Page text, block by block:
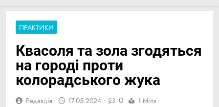
ПРАКТИКИ
Квасоля та зола згодяться
на городі проти
колорадського жука
Редакція 17.05.2024 0 1 Mins